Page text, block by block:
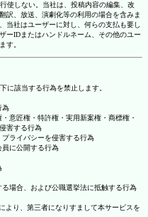
使しない。当社は、投稿内容の編集、改
訳、放送、演劇化等の利用の場合を含みま
当社はユーザーに対し、何らの支払も要し
ーIDまたはハンドルネーム、その他のユー
す。
に該当する行為を禁止します。
為
意匠権・特許権・実用新案権・商標権・
害する行為
ライバシーを侵害する行為
員に公開する行為
場合、および公職選挙法に抵触する行為
より、第三者になりすまして本サービスを